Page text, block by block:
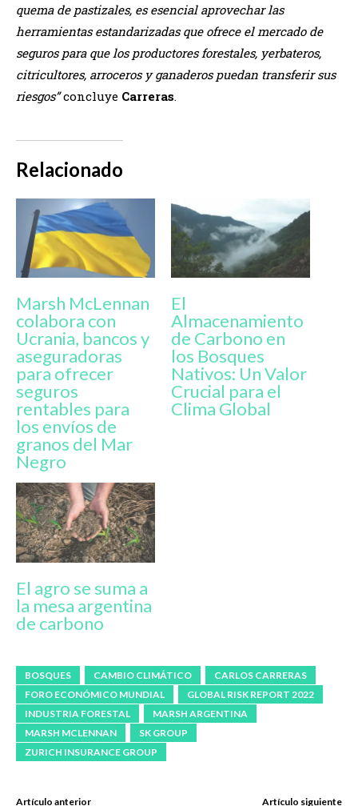
quema de pastizales, es esencial aprovechar las
herramientas estandarizadas que ofrece el mercado de
seguros para que los productores forestales, yerbateros,
citricultores, arroceros y ganaderos puedan transferir sus
riesgos”concluye Carreras.
Relacionado
Marsh McLennan
colabora con
Ucrania, bancos y
aseguradoras
para ofrecer
seguros
rentables para
los envíos de
granos del Mar
Negro
El
Almacenamiento
de Carbono en
los Bosques
Nativos: Un Valor
Crucial para el
Clima Global
El agro se suma a
la mesa argentina
de carbono
BOSQUES CAMBIO CLIMÁTICO
CARLOS CARRERAS
FORO ECONÓMICO MUNDIAL
GLOBAL RISK REPORT 2022
INDUSTRIA FORESTAL
MARSH ARGENTINA
MARSH MCLENNAN
SK GROUP
ZURICH INSURANCE GROUP
Artículo anterior Artículo siguiente